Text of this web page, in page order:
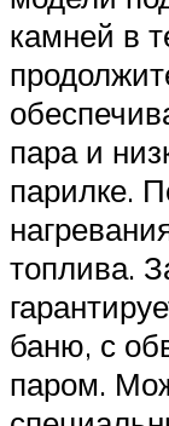
камней в
пара и
парилке.
топлива.
баню, с
паром.